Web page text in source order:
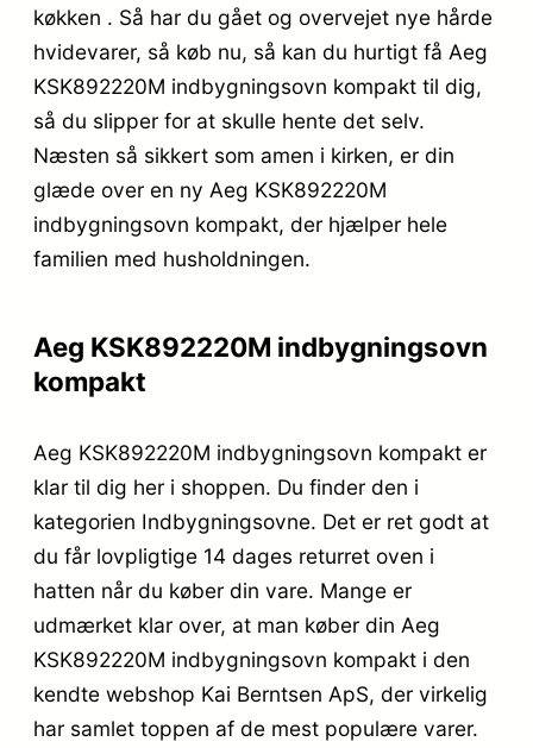
køkken . Så har du gået og overvejet nye hårde
hvidevarer, så køb nu, så kan du hurtigt få Aeg
KSK892220M indbygningsovn kompakt til dig,
så du slipper for at skulle hente det selv.
Næsten så sikkert som amen i kirken, er din
glæde over en ny Aeg KSK892220M
indbygningsovn kompakt, der hjælper hele
familien med husholdningen.
Aeg KSK892220M indbygningsovn
kompakt
Aeg KSK892220M indbygningsovn kompakt er
klar til dig her i shoppen. Du finder den i
kategorien Indbygningsovne. Det er ret godt at
du får lovpligtige 14 dages returret oven i
hatten når du køber din vare. Mange er
udmærket klar over, at man køber din Aeg
KSK892220M indbygningsovn kompakt i den
kendte webshop Kai Berntsen ApS, der virkelig
har samlet toppen af de mest populære varer.